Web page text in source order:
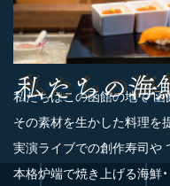
私たちはこの函館の地で函
その素材を生かした料理を
実演ライブでの創作寿司や
本格炉端で焼き上げる海鮮・